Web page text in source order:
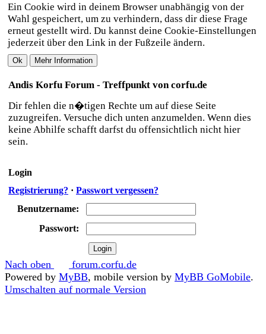
Ein Cookie wird in deinem Browser unabhängig von der
Wahl gespeichert, um zu verhindern, dass dir diese Frage
erneut gestellt wird. Du kannst deine Cookie-Einstellungen
jederzeit über den Link in der Fußzeile ändern.
Andis Korfu Forum - Treffpunkt von corfu.de
Dir fehlen die n�tigen Rechte um auf diese Seite
zuzugreifen. Versuche dich unten anzumelden. Wenn dies
keine Abhilfe schafft darfst du offensichtlich nicht hier
sein.
Login
Registrierung? · Passwort vergessen?
Benutzername:
Passwort:
Nach oben
forum.corfu.de
Powered by MyBB, mobile version by MyBB GoMobile.
Umschalten auf normale Version